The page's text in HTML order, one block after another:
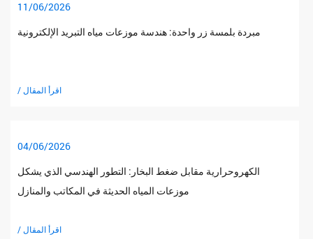
11/06/2026
مبردة بلمسة زر واحدة: هندسة موزعات مياه التبريد الإلكترونية
/ اقرأ المقال
04/06/2026
الكهروحرارية مقابل ضغط البخار: التطور الهندسي الذي يشكل
موزعات المياه الحديثة في المكاتب والمنازل
/ اقرأ المقال